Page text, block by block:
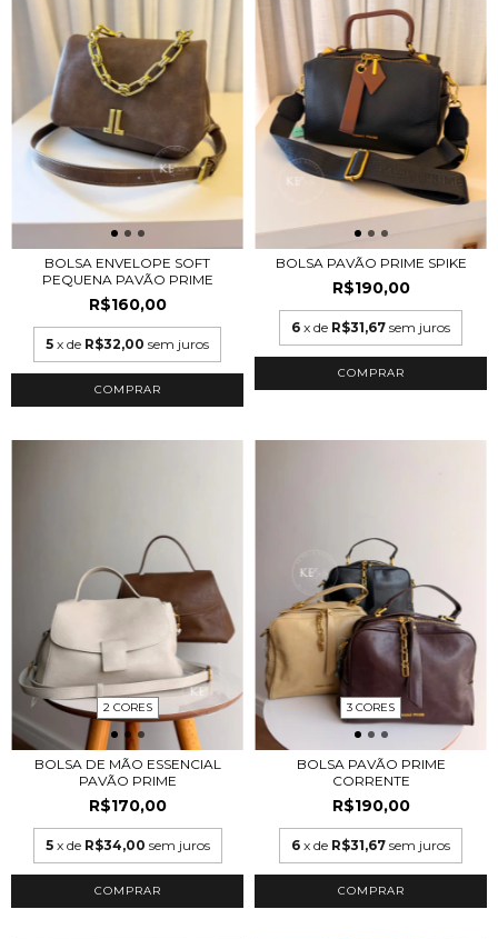
BOLSA ENVELOPE SOFT
PEQUENA PAVÃO PRIME
R$160,00
5 x de R$32,00 sem juros
BOLSA PAVÃO PRIME SPIKE
R$190,00
6 x de R$31,67 sem juros
2 CORES
BOLSA DE MÃO ESSENCIAL
PAVÃO PRIME
R$170,00
5 x de R$34,00 sem juros
COMPRAR
3 CORES
BOLSA PAVÃO PRIME
CORRENTE
R$190,00
6 x de R$31,67 sem juros
COMPRAR